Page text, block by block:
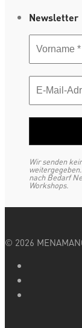
Newsletter
Wir senden
nach Bedarf
Workshops.
© 2026